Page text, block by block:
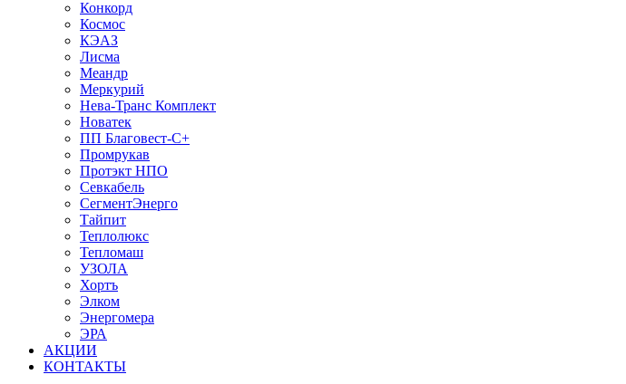
Конкорд
Космос
КЭАЗ
Лисма
Меандр
Меркурий
Нева-Транс Комплект
Новатек
ПП Благовест-С+
Промрукав
Протэкт НПО
Севкабель
СегментЭнерго
Тайпит
Теплолюкс
Тепломаш
УЗОЛА
Хортъ
Элком
Энергомера
ЭРА
АКЦИИ
КОНТАКТЫ